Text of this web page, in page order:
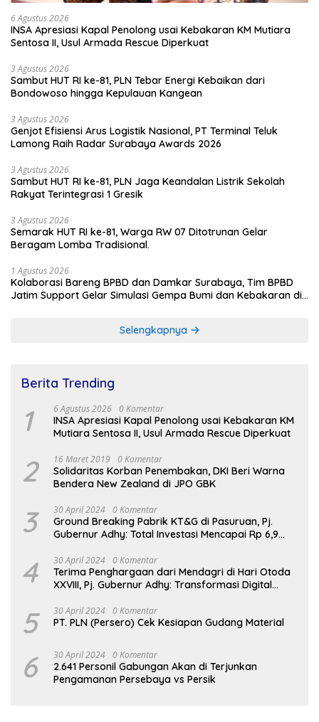
6 Agustus 2026
INSA Apresiasi Kapal Penolong usai Kebakaran KM Mutiara
Sentosa II, Usul Armada Rescue Diperkuat
3 Agustus 2026
Sambut HUT RI ke-81, PLN Tebar Energi Kebaikan dari
Bondowoso hingga Kepulauan Kangean
3 Agustus 2026
Genjot Efisiensi Arus Logistik Nasional, PT Terminal Teluk
Lamong Raih Radar Surabaya Awards 2026
3 Agustus 2026
Sambut HUT RI ke-81, PLN Jaga Keandalan Listrik Sekolah
Rakyat Terintegrasi 1 Gresik
3 Agustus 2026
Semarak HUT RI ke-81, Warga RW 07 Ditotrunan Gelar
Beragam Lomba Tradisional.
1 Agustus 2026
Kolaborasi Bareng BPBD dan Damkar Surabaya, Tim BPBD
Jatim Support Gelar Simulasi Gempa Bumi dan Kebakaran di
Selengkapnya
Berita Trending
1 6 Agustus 2026 0 Komentar
INSA Apresiasi Kapal Penolong usai Kebakaran KM
Mutiara Sentosa II, Usul Armada Rescue Diperkuat
2 16 Maret 2019 0 Komentar
Solidaritas Korban Penembakan, DKI Beri Warna
Bendera New Zealand di JPO GBK
3 30 April 2024 0 Komentar
Ground Breaking Pabrik KT&G di Pasuruan, Pj.
Gubernur Adhy: Total Investasi Mencapai Rp 6,9
4 30 April 2024 0 Komentar
Terima Penghargaan dari Mendagri di Hari Otoda
XXVIII, Pj. Gubernur Adhy: Transformasi Digital
Keberhasilan Jatim
5 30 April 2024 0 Komentar
PT. PLN (Persero) Cek Kesiapan Gudang Material
6 30 April 2024 0 Komentar
2.641 Personil Gabungan Akan di Terjunkan
Pengamanan Persebaya vs Persik